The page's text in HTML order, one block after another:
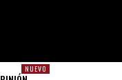
NUEVO